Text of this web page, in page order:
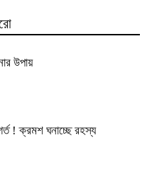
উপায়
! ক্রমশ ঘনাচ্ছে রহস্য